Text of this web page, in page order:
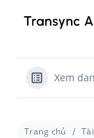
Xem
Trang chủ